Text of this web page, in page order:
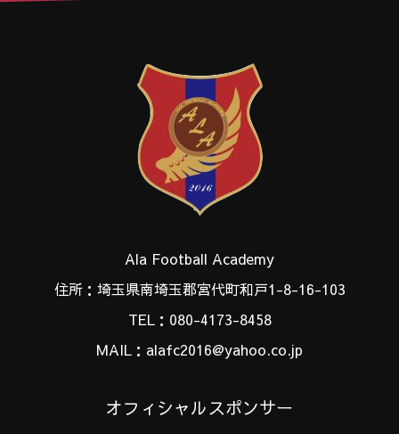
Ala Football Academy
住所：埼玉県南埼玉郡宮代町和戸1-8-16-103
TEL：080-4173-8458
MAIL：alafc2016@yahoo.co.jp
オフィシャルスポンサー